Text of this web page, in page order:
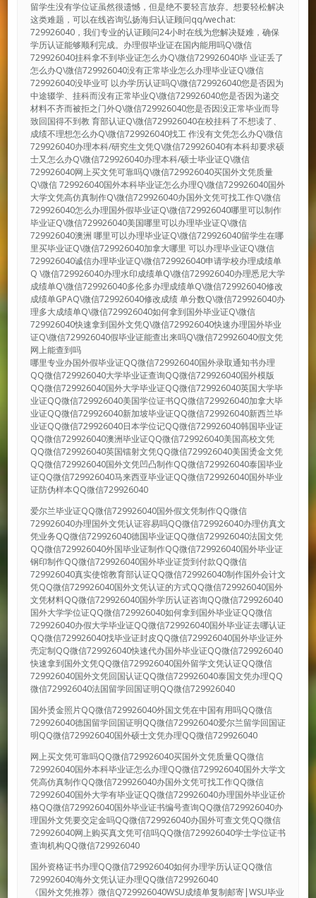
留学生没有学位证虽然很遗憾，但是绝不要轻言放弃。想要轻松解决
这类难题，可以在线咨询弘扬海归认证顾问qq/wechat:
729926040，我们专业的认证顾问24小时在线为您解决疑难，确保
学历认证能够顺利完成。办理假毕业证在国内能用吗Q\微信
729926040挂科拿不到毕业证怎么办Q\微信729926040毕 业证丢了
怎么办Q\微信729926040没有正常毕业怎么办理毕业证Q\微信
729926040没毕业可 以办学历认证吗Q\微信729926040您是否因为
中途辍学、挂科而没有正常毕业Q\微信729926040您是否因为递交
材料不齐而被拒之门外Q\微信729926040您是否因没正常毕业而导
致回国得不到教 育部认证Q\微信729926040在校挂科了不想读了、
成绩不理想怎么办Q\微信729926040找工 作没有文凭怎么办Q\微信
729926040办理本科/研究生文凭Q\微信729926040有本科却要求硕
士又怎么办Q\微信729926040办理本科/硕士毕业证Q\微信
729926040网上买文凭可靠吗Q\微信729926040买国外文凭质量
Q\微信 729926040国外本科毕业证怎么办理Q\微信729926040国外
大学文凭高仿真制作Q\微信729926040办国外文凭可找工作Q\微信
729926040怎么办理国外假毕业证Q\微信729926040哪里可以制作
毕业证Q\微信729926040美国哪里可以办理毕业证Q\微信
729926040澳洲 哪里可以办理毕业证Q\微信729926040留学生在哪
里买毕业证Q\微信729926040加拿大哪里 可以办理毕业证Q\微信
729926040诚信办理毕业证Q\微信729926040申请学校办理成绩单
Q \微信729926040办理水印成绩单Q\微信729926040办理悉尼大学
成绩单Q\微信729926040多伦多办理成绩单Q\微信729926040修改
成绩单GPAQ\微信729926040修改成绩 单分数Q\微信729926040办
理多大成绩单Q\微信729926040如何拿到国外毕业证Q\微信
729926040快速拿到国外文凭Q\微信729926040快速办理国外毕业
证Q\微信729926040假毕业证能查出来吗Q\微信729926040假文凭
网上能查到吗
哪里专业办国外假毕业证QQ微信729926040国外录取通知书办理
QQ微信729926040大学毕业证查询QQ微信729926040国外模版
QQ微信729926040国外大学毕业证QQ微信729926040英国大学毕
业证QQ微信729926040美国学位证书QQ微信729926040加拿大毕
业证QQ微信729926040新加坡毕业证QQ微信729926040新西兰毕
业证QQ微信729926040日本学位记QQ微信729926040韩国毕业证
QQ微信729926040澳洲毕业证QQ微信729926040美国高校文凭
QQ微信729926040英国镭射文凭QQ微信729926040美国烫金文凭
QQ微信729926040国外文凭凹凸制作QQ微信729926040泰国毕业
证QQ微信729926040马来西亚毕业证QQ微信729926040国外毕业
证防伪样本QQ微信729926040
爱尔兰毕业证QQ微信729926040国外假文凭制作QQ微信
729926040办理国外文凭认证容易吗QQ微信729926040办理仿真文
凭业务QQ微信729926040德国毕业证QQ微信729926040法国文凭
QQ微信729926040外国毕业证制作QQ微信729926040国外毕业证
钢印制作QQ微信729926040国外毕业证货到付款QQ微信
729926040真实使馆教育部认证QQ微信729926040制作国外会计文
凭QQ微信729926040国外文凭认证的方式QQ微信729926040国外
文凭材料QQ微信729926040国外学历认证咨询QQ微信729926040
国外大学学位证QQ微信729926040如何拿到国外毕业证QQ微信
729926040办假大学毕业证QQ微信729926040国外毕业证去哪认证
QQ微信729926040找毕业证封皮QQ微信729926040国外毕业证外
壳定制QQ微信729926040快速代办国外毕业证QQ微信729926040
快速拿到国外文凭QQ微信729926040国外留学文凭认证QQ微信
729926040国外文凭回国认证QQ微信729926040泰国文凭办理QQ
微信729926040法国留学回国证明QQ微信729926040
国外烫金照片QQ微信729926040外国文凭在中国有用吗QQ微信
729926040德国留学回国证明QQ微信729926040爱尔兰留学回国证
明QQ微信729926040国外硕士文凭办理QQ微信729926040
网上买文凭可靠吗QQ微信729926040买国外文凭质量QQ微信
729926040国外本科毕业证怎么办理QQ微信729926040国外大学文
凭高仿真制作QQ微信729926040办国外文凭可找工作QQ微信
729926040国外大学有毕业证QQ微信729926040办理国外毕业证价
格QQ微信729926040国外毕业证书编号查询QQ微信729926040办
理国外文凭要交定金吗QQ微信729926040办国外可查文凭QQ微信
729926040网上购买真文凭可信吗QQ微信729926040学士学位证书
查询机构QQ微信729926040
国外资格证书办理QQ微信729926040如何办理学历认证QQ微信
729926040海外文凭认证办理QQ微信729926040
《国外文凭推荐》微信Q729926040WSU成绩单复制邮寄|WSU毕业